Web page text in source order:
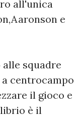
all'unica
e
squadre
centrocampo
il gioco e
è il